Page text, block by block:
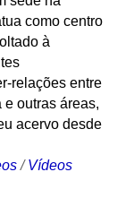
como centro
à
relações entre
outras áreas,
acervo desde
/Vídeos